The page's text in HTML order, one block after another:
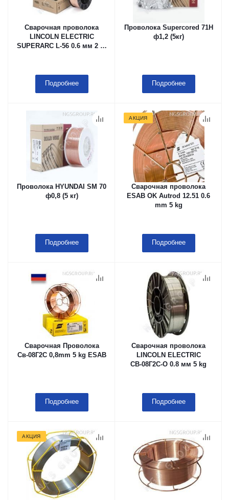
Сварочная проволока
LINCOLN ELECTRIC
SUPERARC L-56 0.6 мм 2 lb
Подробнее
Проволока Supercored 71H
ф1,2 (5кг)
Подробнее
Проволока HYUNDAI SM 70
ф0,8 (5 кг)
Подробнее
АКЦИЯ
Сварочная проволока
ESAB OK Autrod 12.51 0.6
mm 5 kg
Подробнее
Сварочная Проволока
Св-08Г2С 0,8mm 5 kg ESAB
Подробнее
Сварочная проволока
LINCOLN ELECTRIC
СВ-08Г2С-О 0.8 мм 5 kg
Подробнее
АКЦИЯ